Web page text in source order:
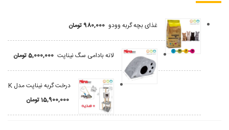
غذای بچه گربه وودو 980,000 تومان
لانه بادامی سگ نیناپت 5,000,000تومان
درخت گربه نیناپت مدل K
15,900,000تومان